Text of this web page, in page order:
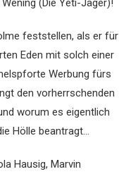
(Die Yeti-Jäger)!
feststellen, als er für
Eden mit solch einer
Werbung fürs
den vorherrschenden
worum es eigentlich
Hölle beantragt…
Hausig, Marvin